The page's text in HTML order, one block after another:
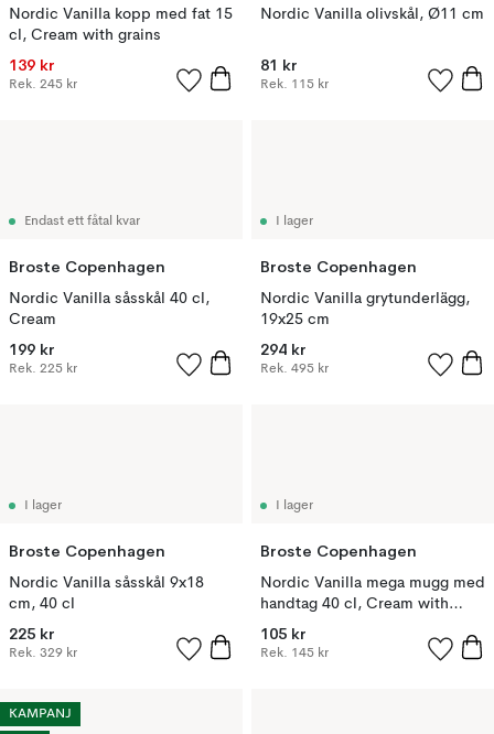
Nordic Vanilla kopp med fat 15
cl, Cream with grains
139 kr
Rek. 245 kr
Nordic Vanilla olivskål, Ø11 cm
81 kr
Rek. 115 kr
Endast ett fåtal kvar
Broste Copenhagen
Nordic Vanilla såsskål 40 cl,
Cream
199 kr
Rek. 225 kr
I lager
Broste Copenhagen
Nordic Vanilla grytunderlägg,
19x25 cm
294 kr
Rek. 495 kr
I lager
Broste Copenhagen
Nordic Vanilla såsskål 9x18
cm, 40 cl
225 kr
Rek. 329 kr
I lager
Broste Copenhagen
Nordic Vanilla mega mugg med
handtag 40 cl, Cream with
grains
105 kr
Rek. 145 kr
KAMPANJ